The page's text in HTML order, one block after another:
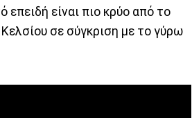
επειδή είναι πιο κρύο από το
σε σύγκριση με το γύρω